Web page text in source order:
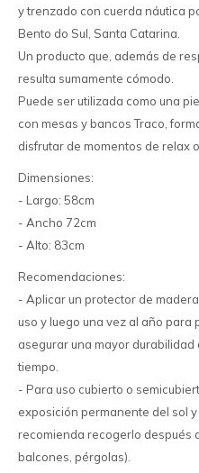
y trenzado con cuerda náutica
Bento do Sul, Santa Catarina.
Un producto que, además de
resulta sumamente cómodo.
Puede ser utilizada como una
con mesas y bancos Traco,
disfrutar de momentos de relax
Dimensiones:
- Largo: 58cm
- Ancho 72cm
- Alto: 83cm
Recomendaciones:
- Aplicar un protector de
uso y luego una vez al año
asegurar una mayor
tiempo.
- Para uso cubierto o
exposición permanente del sol
recomienda recogerlo después
balcones, pérgolas).